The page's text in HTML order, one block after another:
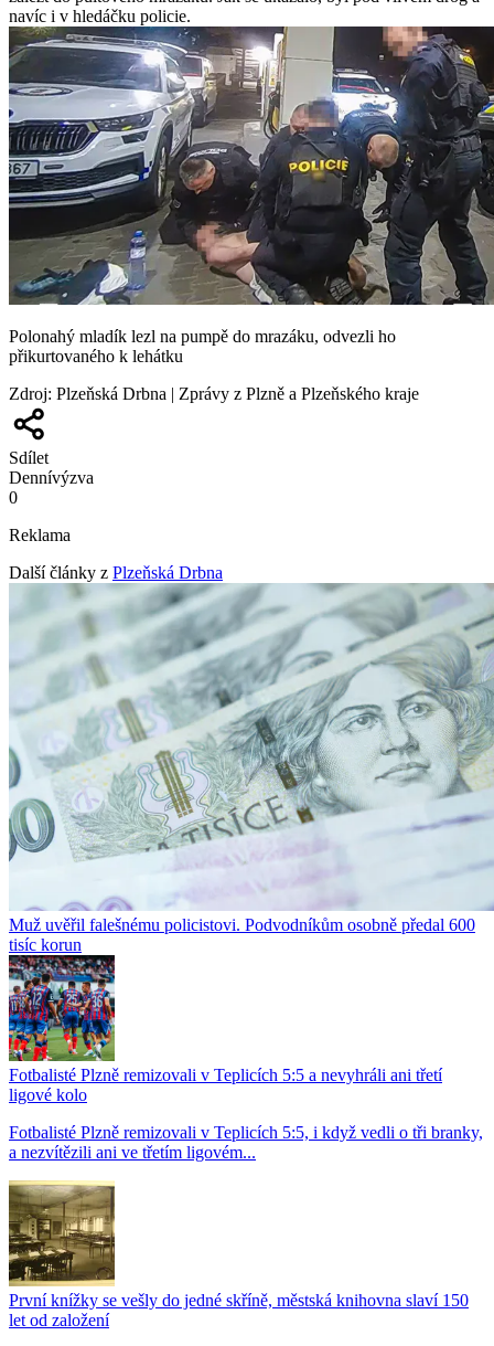
navíc i v hledáčku policie.
Polonahý mladík lezl na pumpě do mrazáku, odvezli ho
přikurtovaného k lehátku
Zdroj: Plzeňská Drbna | Zprávy z Plzně a Plzeňského kraje
Sdílet
Dennívýzva
0
Reklama
Další články z Plzeňská Drbna
Muž uvěřil falešnému policistovi. Podvodníkům osobně předal 600
tisíc korun
Fotbalisté Plzně remizovali v Teplicích 5:5 a nevyhráli ani třetí
ligové kolo
Fotbalisté Plzně remizovali v Teplicích 5:5, i když vedli o tři branky,
a nezvítězili ani ve třetím ligovém...
První knížky se vešly do jedné skříně, městská knihovna slaví 150
let od založení